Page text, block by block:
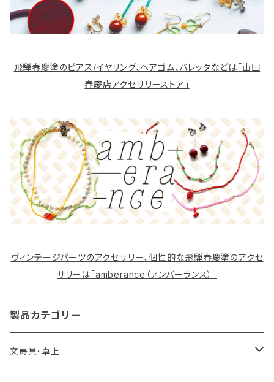
飛騨春慶塗のピアス/イヤリング、ヘアゴム、バレッタなどは「山田
春慶店アクセサリーストア」
ヴィンテージパーツのアクセサリー、個性的な飛騨春慶塗のアクセ
サリーは「amberance（アンバーランス）」
製品カテゴリー
文房具・卓上